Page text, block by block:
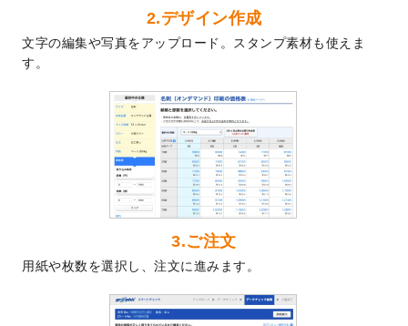
メッセージカードのデザインテンプレート
を追加しました。
2024/6/14
エコノミータイプののぼりが作成できるよ
うになりました！
【新商品】のぼり
が作成できるようになり
ました！
DMのデザインテンプレートを追加しまし
た。
【新商品】ステッカー
なりました！
2024年版4月始まりのカレンダーデザイン
テンプレートを公開いたしました。
2.デザイン作成
文字の編集や写真をアップロード。スタンプ素材も使えま
す。
3.ご注文
用紙や枚数を選択し、注文に進みます。